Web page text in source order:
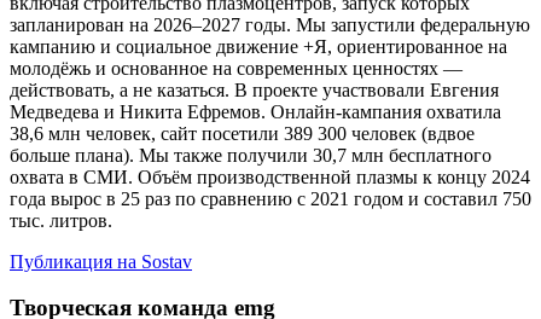
запланирован на 2026–2027 годы. Мы запустили федеральную
кампанию и социальное движение +Я, ориентированное на
молодёжь и основанное на современных ценностях —
действовать, а не казаться. В проекте участвовали Евгения
Медведева и Никита Ефремов. Онлайн-кампания охватила
38,6 млн человек, сайт посетили 389 300 человек (вдвое
больше плана). Мы также получили 30,7 млн бесплатного
охвата в СМИ. Объём производственной плазмы к концу 2024
года вырос в 25 раз по сравнению с 2021 годом и составил 750
тыс. литров.
Публикация на Sostav
Творческая команда emg